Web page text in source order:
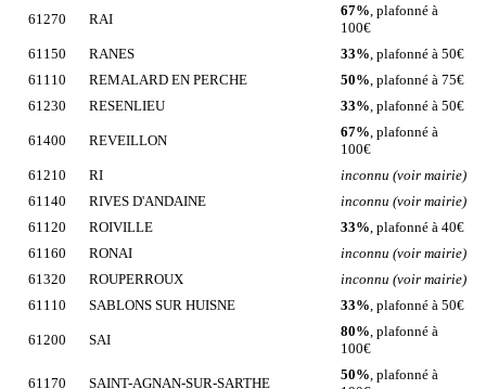
61270 RAI
67% , plafonné à
100€
61150
RANES 33% , plafonné à 50€
61110
REMALARD EN PERCHE 50% , plafonné à 75€
61230
RESENLIEU 33% , plafonné à 50€
61400 REVEILLON
67% , plafonné à
100€
61210
RI
inconnu (voir mairie)
61140
RIVES D'ANDAINE
inconnu (voir mairie)
61120
ROIVILLE 33% , plafonné à 40€
61160
RONAI
inconnu (voir mairie)
61320
ROUPERROUX
inconnu (voir mairie)
61110
SABLONS SUR HUISNE 33% , plafonné à 50€
61200 SAI
80% , plafonné à
100€
61170 SAINT-AGNAN-SUR-SARTHE
50% , plafonné à